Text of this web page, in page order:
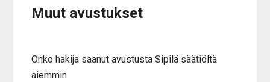
Muut avustukset
Onko hakija saanut avustusta Sipilä säätiöltä
aiemmin